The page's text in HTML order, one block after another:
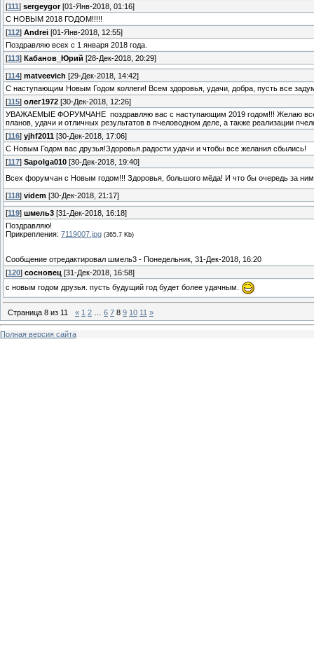
[111 ] sergeygor[01-Янв-2018, 01:16]
С НОВЫМ 2018 ГОДОМ!!!!!
[112] Andrei [01-Янв-2018, 12:55]
Поздравляю всех с 1 января 2018 года.
[113] Кабанов_Юрий [28-Дек-2018, 20:29]
[114] matveevich [29-Дек-2018, 14:42]
С наступающим Новым Годом коллеги! Всем здоровья, удачи, добра, пусть все
[115] олег1972 [30-Дек-2018, 12:26]
УВАЖАЕМЫЕ ФОРУМЧАНЕ поздравляю вас с наступающим 2019 годом!!! Желаю всем
планов, удачи и отличных результатов в пчеловодном деле, а также реализации
[116] yjhf2011 [30-Дек-2018, 17:06]
С Новым Годом вас друзья!Здоровья.радости.удачи и чтобы все желания сбылись!
[117] Sapolga010 [30-Дек-2018, 19:40]
Всех форумчан с Новым годом!!! Здоровья, большого мёда! И что бы очередь за
[118] videm [30-Дек-2018, 21:17]
[119] шмель3 [31-Дек-2018, 16:18]
Поздравляю!
Прикрепления: 7119007.jpg (365.7 Kb)
Сообщение отредактировал шмель3 - Понедельник, 31-Дек-2018, 16:20
[120] сосновец [31-Дек-2018, 16:58]
с новым годом друзья. пусть будущий год будет более удачным.
Страница 8 из 11 « 1 2 6 7 8 9 10 11 »
Полная версия сайта